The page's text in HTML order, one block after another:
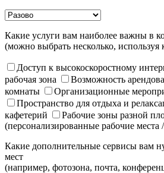
Какие услуги вам наиболее важны в
(можно выбрать несколько,
Доступ к высокоскоростному
рабочая зона
Возможность
комнаты
Организационные
Пространство для отдыха и
кафетерий
Рабочие зоны разной
(персонализированные рабочие места
Какие дополнительные сервисы вам
мест
(например, фотозона, почта,